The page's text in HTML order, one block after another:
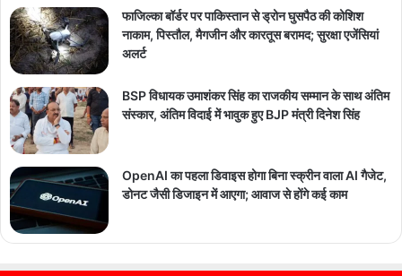
फाजिल्का बॉर्डर पर पाकिस्तान से ड्रोन घुसपैठ की कोशिश
नाकाम, पिस्तौल, मैगजीन और कारतूस बरामद; सुरक्षा एजेंसियां
अलर्ट
BSP विधायक उमाशंकर सिंह का राजकीय सम्मान के साथ अंतिम
संस्कार, अंतिम विदाई में भावुक हुए BJP मंत्री दिनेश सिंह
OpenAI का पहला डिवाइस होगा बिना स्क्रीन वाला AI गैजेट,
डोनट जैसी डिजाइन में आएगा; आवाज से होंगे कई काम